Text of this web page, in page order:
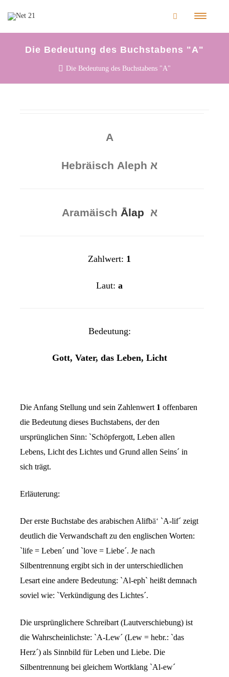
Die Bedeutung des Buchstabens "A"
Die Bedeutung des Buchstabens "A"
A
Hebräisch Aleph א
Aramäisch Ālap א
Zahlwert: 1
Laut: a
Bedeutung:
Gott, Vater, das Leben, Licht
Die Anfang Stellung und sein Zahlenwert 1 offenbaren
die Bedeutung dieses Buchstabens, der den
ursprünglichen Sinn: `Schöpfergott, Leben allen
Lebens, Licht des Lichtes und Grund allen Seins´ in
sich trägt.
Erläuterung:
Der erste Buchstabe des arabischen Alifbā‘ `A-lif´ zeigt
deutlich die Verwandschaft zu den englischen Worten:
`life = Leben´ und `love = Liebe´. Je nach
Silbentrennung ergibt sich in der unterschiedlichen
Lesart eine andere Bedeutung: `Al-eph` heißt demnach
soviel wie: `Verkündigung des Lichtes´.
Die ursprünglichere Schreibart (Lautverschiebung) ist
die Wahrscheinlichste: `A-Lew´ (Lew = hebr.: `das
Herz´) als Sinnbild für Leben und Liebe. Die
Silbentrennung bei gleichem Wortklang `Al-ew´